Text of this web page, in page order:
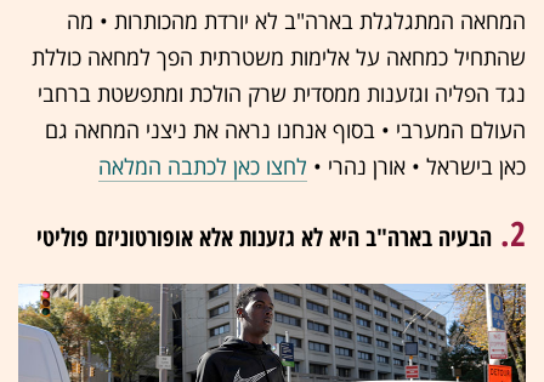
המחאה המתגלגלת בארה"ב לא יורדת מהכותרות • מה
שהתחיל כמחאה על אלימות משטרתית הפך למחאה כוללת
נגד הפליה וגזענות ממסדית שרק הולכת ומתפשטת ברחבי
העולם המערבי • בסוף אנחנו נראה את ניצני המחאה גם
כאן בישראל • אורן נהרי • לחצו כאן לכתבה המלאה
2. הבעיה בארה"ב היא לא גזענות אלא אופורטוניזם פוליטי